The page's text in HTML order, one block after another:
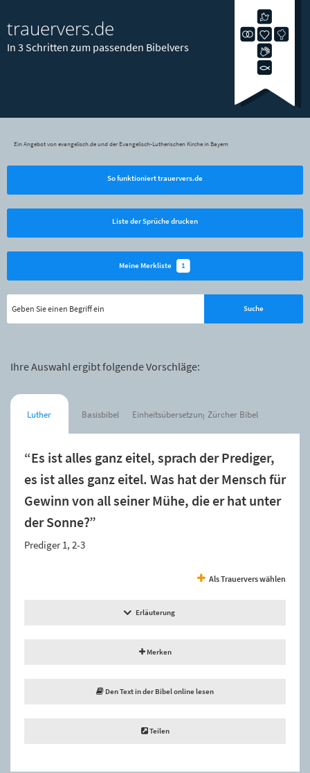
trauervers.de
In 3 Schritten zum passenden Bibelvers
Ein Angebot von evangelisch.de und der Evangelisch-Lutherischen Kirche in Bayern
So funktioniert trauervers.de
Liste der Sprüche drucken
Meine Merkliste 1
Ihre Auswahl ergibt folgende Vorschläge:
Luther Basisbibel Einheitsübersetzung Zürcher Bibel
“Es ist alles ganz eitel, sprach der Prediger,
es ist alles ganz eitel. Was hat der Mensch für
Gewinn von all seiner Mühe, die er hat unter
der Sonne?”
Prediger 1, 2-3
Als Trauervers wählen
Erläuterung
Merken
Den Text in der Bibel online lesen
Teilen